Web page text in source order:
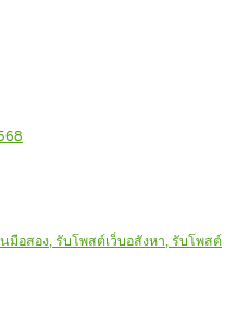
มือสอง, รับโพสต์เว็บอสังหา, รับโพสต์